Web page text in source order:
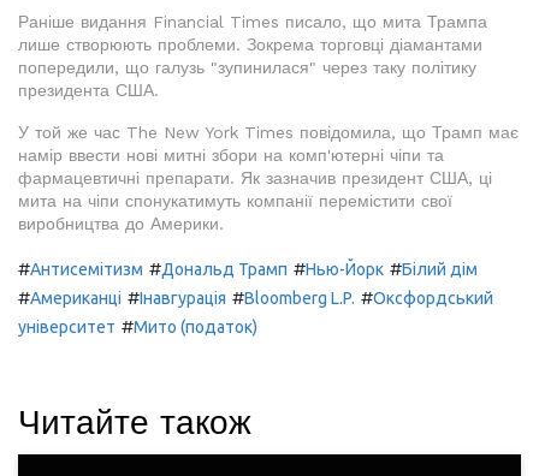
Раніше видання Financial Times писало, що мита Трампа
лише створюють проблеми. Зокрема торговці діамантами
попередили, що галузь "зупинилася" через таку політику
президента США.
У той же час The New York Times повідомила, що Трамп має
намір ввести нові митні збори на комп'ютерні чіпи та
фармацевтичні препарати. Як зазначив президент США, ці
мита на чіпи спонукатимуть компанії перемістити свої
виробництва до Америки.
#Антисемітизм #Дональд Трамп #Нью-Йорк #Білий дім
#Американці #Інавгурація #Bloomberg L.P. #Оксфордський
університет #Мито (податок)
Читайте також